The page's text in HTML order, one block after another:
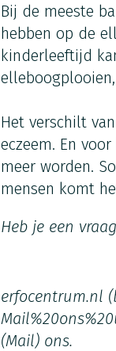
Bij de meeste
hebben op de
kinderleeftijd
Het verschilt
eczeem. En
meer worden.
mensen komt
Heb je een
erfocentrum.nl
(Mail)ons.